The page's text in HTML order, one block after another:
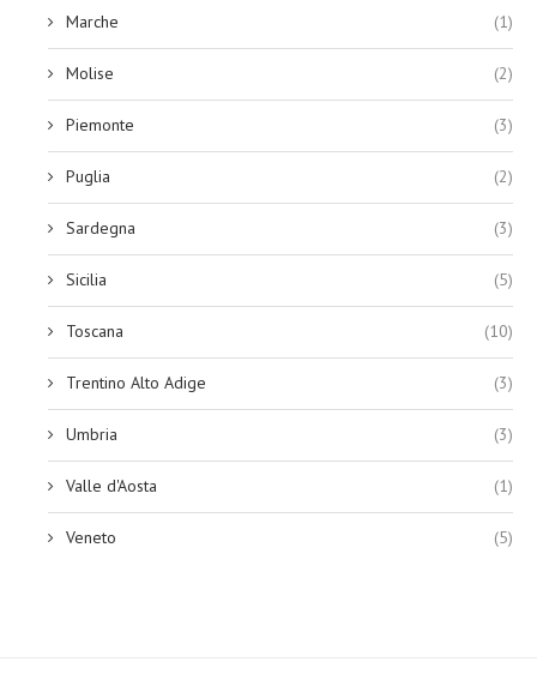
Marche (1)
Molise (2)
Piemonte (3)
Puglia (2)
Sardegna (3)
Sicilia (5)
Toscana (10)
Trentino Alto Adige (3)
Umbria (3)
Valle d'Aosta (1)
Veneto (5)